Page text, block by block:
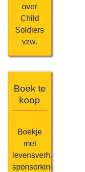
over
Child
Soldiers
vzw.
Boek te
koop
Boekje
met
levensverhaal
sponsorkind